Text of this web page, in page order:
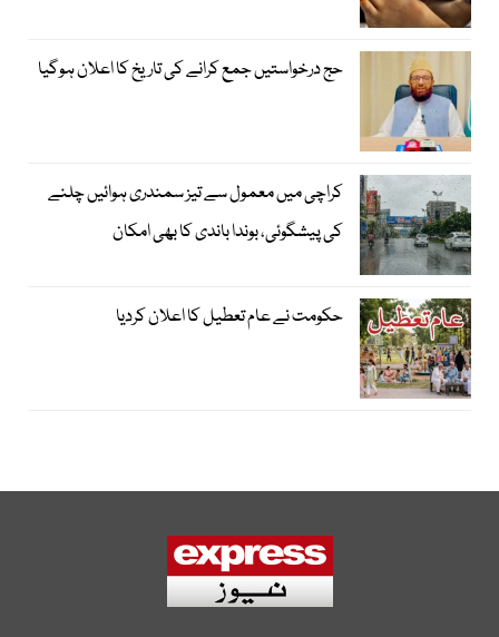
حج درخواستیں جمع کرانے کی تاریخ کا اعلان ہوگیا
کراچی میں معمول سے تیز سمندری ہوائیں چلنے
کی پیشگوئی، بوندا باندی کا بھی امکان
حکومت نے عام تعطیل کا اعلان کردیا